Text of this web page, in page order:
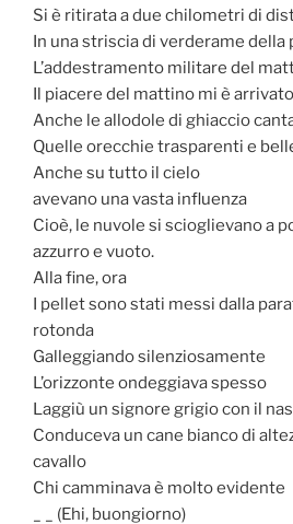
Si è ritirata a due chilometri di
In una striscia di verderame della
L’addestramento militare del
Il piacere del mattino mi è
Anche le allodole di ghiaccio
Quelle orecchie trasparenti e
Anche su tutto il cielo
avevano una vasta influenza
Cioè, le nuvole si scioglievano a
azzurro e vuoto.
Alla fine, ora
I pellet sono stati messi dalla
rotonda
Galleggiando silenziosamente
L’orizzonte ondeggiava spesso
Laggiù un signore grigio con il
Conduceva un cane bianco di
cavallo
Chi camminava è molto evidente
_ _ (Ehi, buongiorno)